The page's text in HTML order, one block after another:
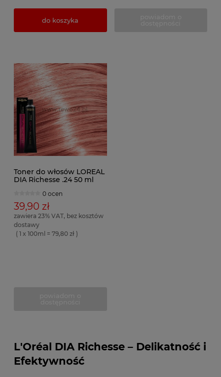
do koszyka
Toner do włosów LOREAL
DIA Richesse .24 50 ml
0 ocen
39,90 zł
zawiera 23% VAT, bez kosztów
dostawy
( 1 x 100ml = 79,80 zł )
L'Oréal DIA Richesse – Delikatność i
Efektywność